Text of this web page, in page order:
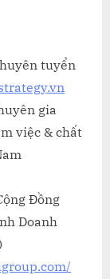
tuyển
gia
việc & chất
Đồng
Doanh